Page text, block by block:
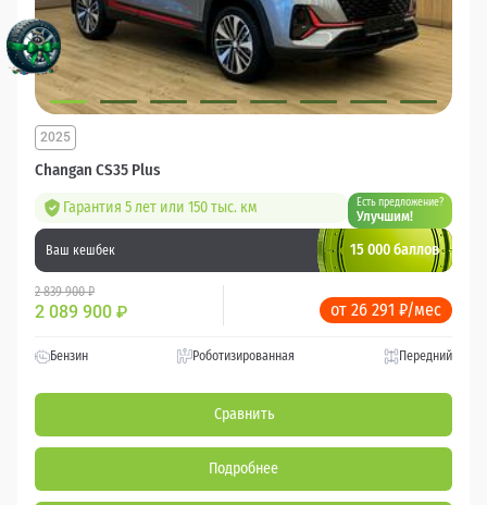
Changan CS35 Plus
2025
Гарантия 5 лет или 150 тыс. км Есть предложение?
Улучшим!
Ваш кешбек 15 000 баллов
2 839 900 ₽
2 089 900 ₽ от 26 291 ₽/мес
Бензин Роботизированная Передний
Сравнить
Подробнее